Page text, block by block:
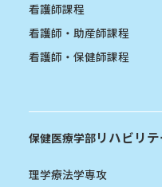
看護師課程
看護師・助産師課程
看護師・保健師課程
保健医療学部リハビリ
理学療法学専攻